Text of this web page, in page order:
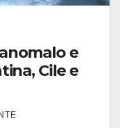
e
Cile e